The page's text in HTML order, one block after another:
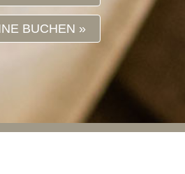
BUCHEN